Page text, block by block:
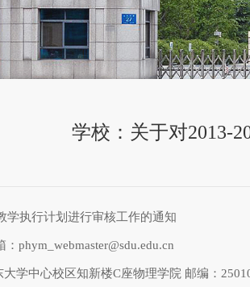
学校：关于对2013-
学执行计划进行审核工作的通知
phym_webmaster@sdu.edu.cn
学中心校区知新楼C座物理学院 邮编：